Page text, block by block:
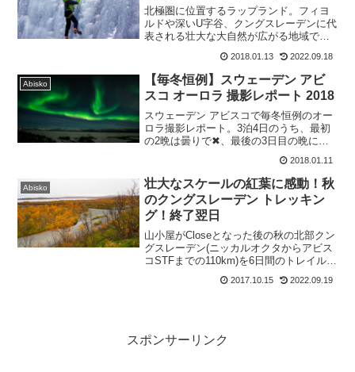
北極圏に位置するラップランド。フィヨ
ルドや深いU字谷、クングスレーデンに代
表される壮大な大自然が広がる地域で
がいっぱい。今回は垂直な氷の壁でアイ
スクライミングを体験してきましたので
実際の写真とともに紹介します。
2018.01.13 2022.09.18
Abisko
【毎冬恒例】スウェーデン アビ
スコ オーロラ 撮影レポート 2018
スウェーデン アビスコで毎冬恒例のオー
ロラ撮影レポート。3泊4日のうち、最初
の2晩は曇りで✖、最後の3日目の晩に大
きました。今回はこの3日目に捉えること
ができたオーロラの写真と、今回の撮影
環境等について取り上げます。
2018.01.11
Abisko
壮大なスケールの紅葉に感動！秋
のクングスレーデン トレッキン
グ！終了翌日
山小屋がCloseとなった後の秋の北部クン
グスレーデン(ニッカルオクタからアビス
コSTFまでの110km)を6日間のトレイルハ
了翌日アビスコツーリストステーション
2017.10.15 2022.09.19
スポンサーリンク